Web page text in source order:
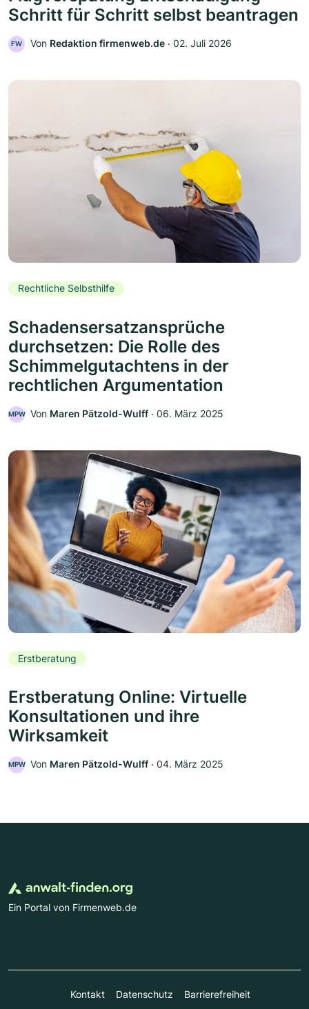
Schritt für Schritt selbst beantragen
FW Von Redaktion firmenweb.de ‧ 02. Juli 2026
Rechtliche Selbsthilfe
Schadensersatzansprüche
durchsetzen: Die Rolle des
Schimmelgutachtens in der
rechtlichen Argumentation
MPW Von Maren Pätzold-Wulff ‧ 06. März 2025
Erstberatung
Erstberatung Online: Virtuelle
Konsultationen und ihre
Wirksamkeit
MPW Von Maren Pätzold-Wulff ‧ 04. März 2025
Ein Portal von Firmenweb.de
Kontakt Datenschutz
Barrierefreiheit